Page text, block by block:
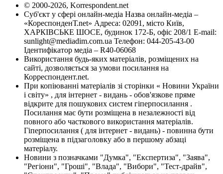
© 2000-2026, Korrespondent.net
Суб'єкт у сфері онлайн-медіа Назва онлайн-медіа –
«КореспонденТ.net» Адреса: 02091, місто Київ,
ХАРКІВСЬКЕ ШОСЕ, будинок 172-Б, офіс 208/1 E-mail:
sunlight@mediadim.com.ua Телефон: 044-205-43-00
Ідентифікатор медіа – R40-06068
Використання будь-яких матеріалів, розміщених на
сайті, дозволяється за умови посилання на
Корреспондент.net.
При копіюванні матеріалів зі сторінки « Новини України
і світу» , для інтернет - видань - обов'язкове пряме
відкрите для пошукових систем гіперпосилання .
Посилання має бути розміщена в незалежності від
повного або часткового використання матеріалів.
Гіперпосилання ( для інтернет - видань) - повинна бути
розміщена в підзаголовку або в першому абзаці
матеріалу.
Новини з позначками "Думка", "Експертиза", "Заява",
"Регіони", "Гроші", "Влада", "Вибори", "Тест-драйв",